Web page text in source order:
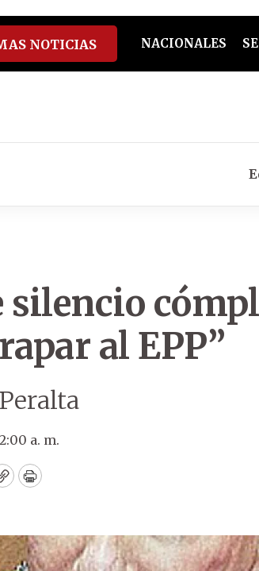
spotify
NOTICIAS NACIONALES
silencio
al EPP”
a. m.
CopyPrint